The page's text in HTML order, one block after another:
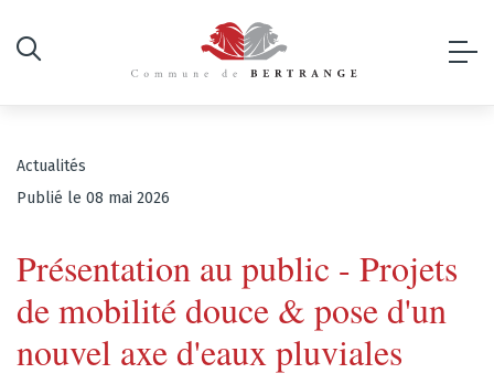
Actualités
Publié le 08 mai 2026
Présentation au public - Projets
de mobilité douce & pose d'un
nouvel axe d'eaux pluviales